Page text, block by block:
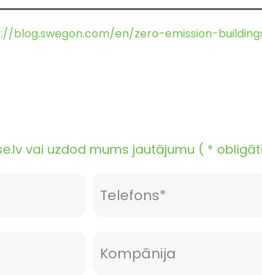
blog.swegon.com/en/zero-emission-
vai uzdod mums jautājumu ( *